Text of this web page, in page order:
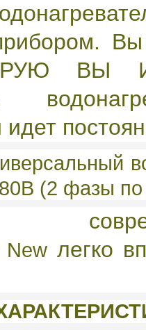
ВЫ
идет
(2 фазы
Newлегко